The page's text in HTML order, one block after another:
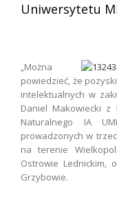
Uniwersytetu
„Można
powiedzieć, że
intelektualnych w
Daniel Makowiecki z
Naturalnego IA
prowadzonych w
na terenie
Ostrowie Lednickim,
Grzybowie.